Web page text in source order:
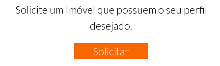
Solicite um Imóvel que possuem o seu perfil
desejado.
Solicitar